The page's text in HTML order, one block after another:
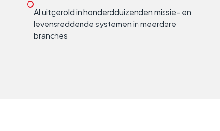
Al uitgerold in honderdduizenden missie- en
levensreddende systemen in meerdere
branches